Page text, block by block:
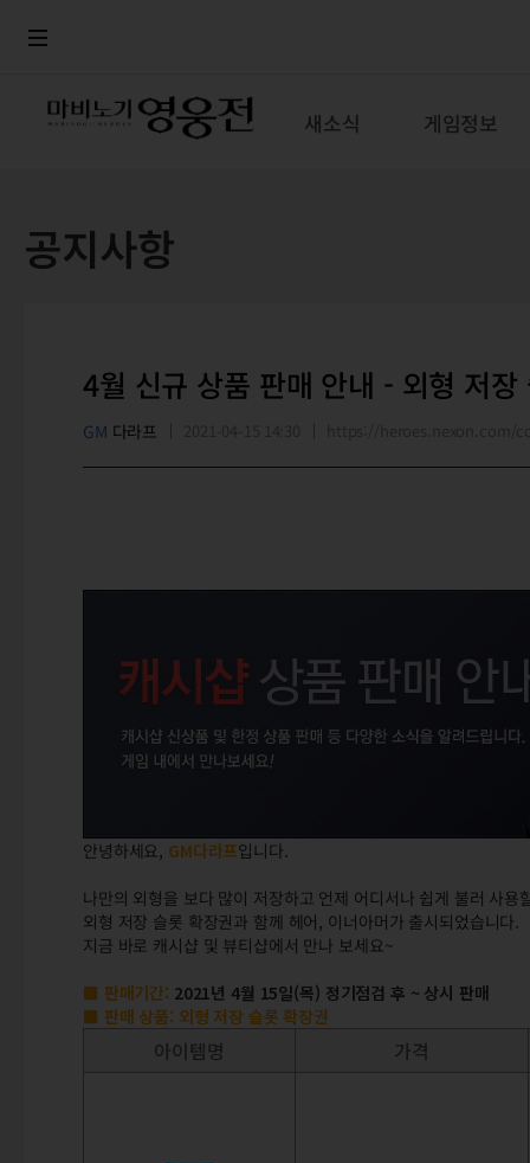
새소식 게임정보
공지사항
4월 신규 상품 판매 안내 - 외형 저
GM 다라프
안녕하세요, GM다라프입니다.
나만의 외형을 보다 많이 저장하고 언제 어디서나 쉽게 불러 사용
외형 저장 슬롯 확장권과 함께 헤어, 이너아머가 출시되었습니다.
지금 바로 캐시샵 및 뷰티샵에서 만나 보세요~
■ 판매기간: 2021년 4월 15일(목) 정기점검 후 ~ 상시 판매
■ 판매 상품: 외형 저장 슬롯 확장권
아이템명 가격